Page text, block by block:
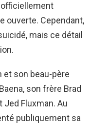
officiellement
ouverte. Cependant,
mais ce détail
et son beau-père
son frère Brad
Fluxman. Au
publiquement sa